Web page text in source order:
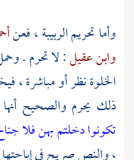
وأما تحريم الربيبة ، فعن
وابن عقيل: لا تحرم .
الخلوة نظر أو مباشرة ،
ذلك يحرم والصحيح
تكونوا دخلتم بهن فلا